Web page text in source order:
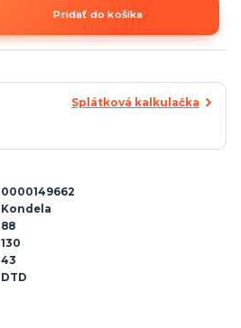
Pridať do košíka
Splátková kalkulačka
0000149662
Kondela
88
130
43
DTD